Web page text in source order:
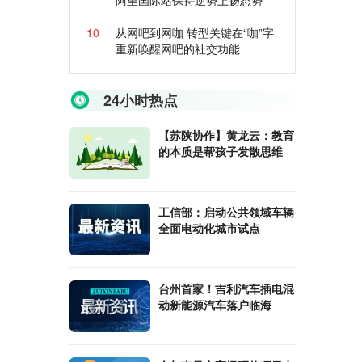
10
从网吧到网咖 转型关键在“咖”字
重新唤醒网吧的社交功能
24小时热点
【苏陕协作】黄龙云：教育
的本质是帮孩子发散思维
工信部：启动公共领域车辆
全面电动化城市试点
台州首家！吉利汽车插电混
动新能源汽车落户临海